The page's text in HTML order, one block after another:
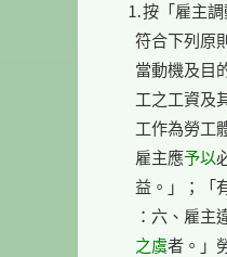
⒈按「雇主
符合下列
當動機及目
工之工資
工作為勞
      雇主應
予以
益。」；
：六、雇
之虞者。」